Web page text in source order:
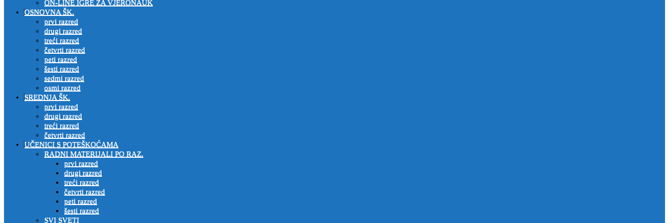
ON-LINE IGRE ZA VJERONAUK
OSNOVNA ŠK.
prvi razred
drugi razred
treći razred
četvrti razred
peti razred
šesti razred
sedmi razred
osmi razred
SREDNJA ŠK.
prvi razred
drugi razred
treći razred
četvrti razred
UČENICI S POTEŠKOĆAMA
RADNI MATERIJALI PO RAZ.
prvi razred
drugi razred
treći razred
četvrti razred
peti razred
šesti razred
SVI SVETI